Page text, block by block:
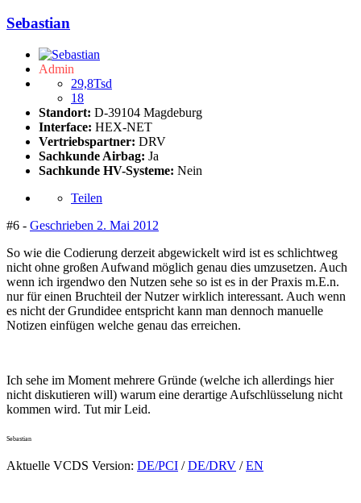
Sebastian
Admin
29,8Tsd
18
Standort: D-39104 Magdeburg
Interface: HEX-NET
Vertriebspartner: DRV
Sachkunde Airbag: Ja
Sachkunde HV-Systeme: Nein
Teilen
#6 - Geschrieben 2. Mai 2012
So wie die Codierung derzeit abgewickelt wird ist es schlichtweg
nicht ohne großen Aufwand möglich genau dies umzusetzen. Auch
wenn ich irgendwo den Nutzen sehe so ist es in der Praxis m.E.n.
nur für einen Bruchteil der Nutzer wirklich interessant. Auch wenn
es nicht der Grundidee entspricht kann man dennoch manuelle
Notizen einfügen welche genau das erreichen.
Ich sehe im Moment mehrere Gründe (welche ich allerdings hier
nicht diskutieren will) warum eine derartige Aufschlüsselung nicht
kommen wird. Tut mir Leid.
Sebastian
Aktuelle VCDS Version: DE/PCI /DE/DRV /EN